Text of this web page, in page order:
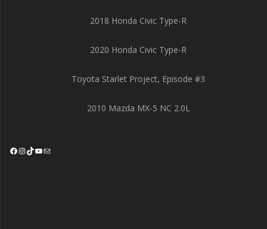
2018 Honda Civic Type-R
2020 Honda Civic Type-R
Toyota Starlet Project, Episode #3
2010 Mazda MX-5 NC 2.0L
Facebook
Instagram
TikTok
YouTube
Mail